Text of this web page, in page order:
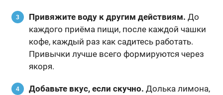
Привяжите воду к другим действиям. До
каждого приёма пищи, после каждой чашки
кофе, каждый раз как садитесь работать.
Привычки лучше всего формируются через
якоря.
Добавьте вкус, если скучно. Долька лимона,